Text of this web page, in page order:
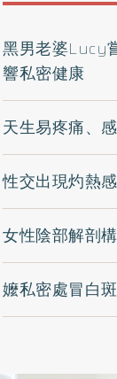
黑男老婆Lucy
響私密健康
天生易疼痛、
性交出現灼熱
女性陰部解剖
嬤私密處冒白